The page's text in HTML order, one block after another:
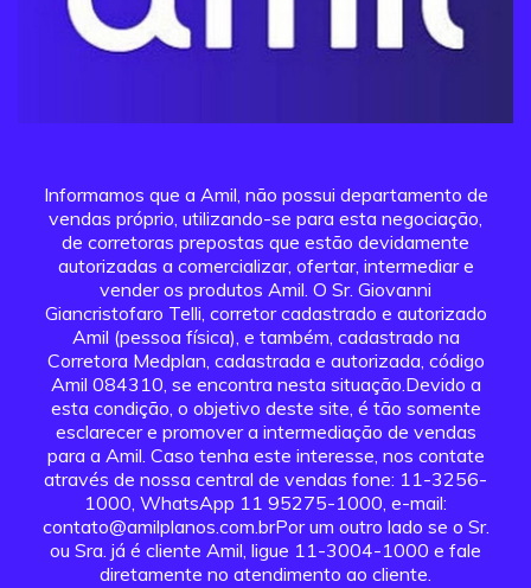
Informamos que a Amil, não possui departamento de
vendas próprio, utilizando-se para esta negociação,
de corretoras prepostas que estão devidamente
autorizadas a comercializar, ofertar, intermediar e
vender os produtos Amil. O Sr. Giovanni
Giancristofaro Telli, corretor cadastrado e autorizado
Amil (pessoa física), e também, cadastrado na
Corretora Medplan, cadastrada e autorizada, código
Amil 084310, se encontra nesta situação.Devido a
esta condição, o objetivo deste site, é tão somente
esclarecer e promover a intermediação de vendas
para a Amil. Caso tenha este interesse, nos contate
através de nossa central de vendas fone: 11-3256-
1000, WhatsApp 11 95275-1000, e-mail:
contato@amilplanos.com.brPor um outro lado se o Sr.
ou Sra. já é cliente Amil, ligue 11-3004-1000 e fale
diretamente no atendimento ao cliente.